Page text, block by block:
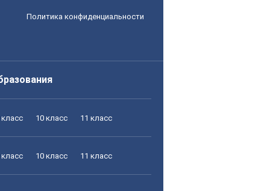
Политика конфиденциальности
класс 10 класс 11 класс
класс 10 класс 11 класс